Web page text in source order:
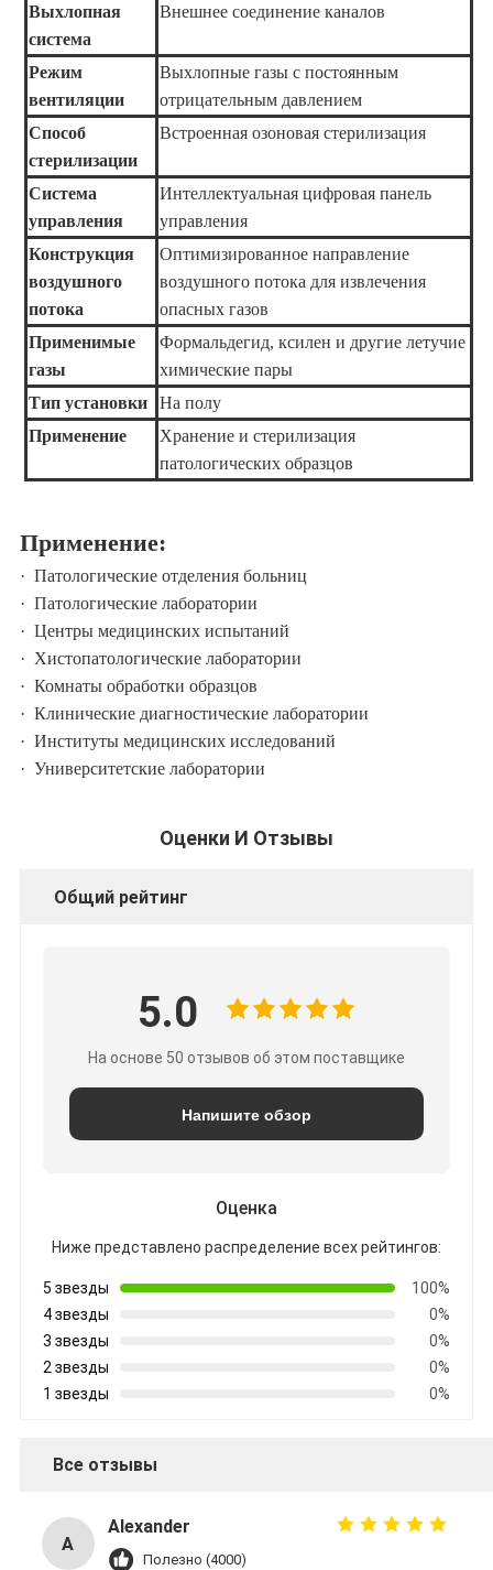
Выхлопная
система
Внешнее соединение каналов
Режим
вентиляции
Выхлопные газы с постоянным
отрицательным давлением
Способ
стерилизации
Встроенная озоновая стерилизация
Система
управления
Интеллектуальная цифровая панель
управления
Конструкция
воздушного
потока
Оптимизированное направление
воздушного потока для извлечения
опасных газов
Применимые
газы
Формальдегид, ксилен и другие летучие
химические пары
Тип установки
На полу
Применение
Хранение и стерилизация
патологических образцов
Применение:
· Патологические отделения больниц
· Патологические лаборатории
· Центры медицинских испытаний
· Хистопатологические лаборатории
· Комнаты обработки образцов
· Клинические диагностические лаборатории
· Институты медицинских исследований
· Университетские лаборатории
Оценки И Отзывы
Общий рейтинг
5.0
На основе 50 отзывов об этом поставщике
Напишите обзор
Оценка
Ниже представлено распределение всех рейтингов:
5 звезды
100%
4 звезды
0%
3 звезды
0%
2 звезды
0%
1 звезды
0%
Все отзывы
A
Alexander
Полезно (4000)